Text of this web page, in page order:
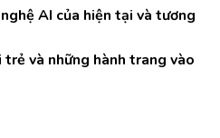
AI của hiện tại và tương
và những hành trang vào